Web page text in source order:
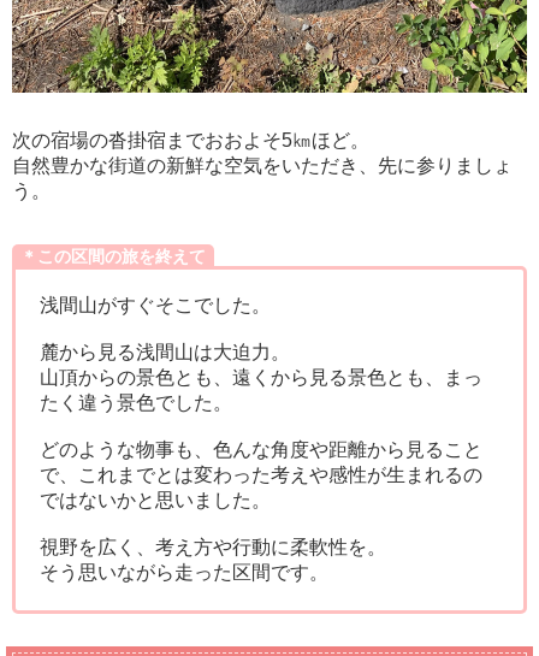
次の宿場の沓掛宿までおおよそ5㎞ほど。
自然豊かな街道の新鮮な空気をいただき、先に参りましょ
う。
＊この区間の旅を終えて
浅間山がすぐそこでした。
麓から見る浅間山は大迫力。
山頂からの景色とも、遠くから見る景色とも、まっ
たく違う景色でした。
どのような物事も、色んな角度や距離から見ること
で、これまでとは変わった考えや感性が生まれるの
ではないかと思いました。
視野を広く、考え方や行動に柔軟性を。
そう思いながら走った区間です。